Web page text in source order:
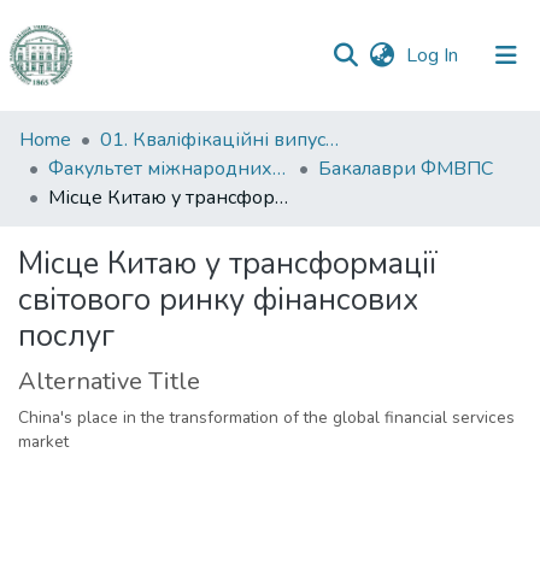
Log In (current)
Communities
&
Collections
Statistics
Home
01. Кваліфікаційні випускні роботи здобувачів вищої освіти
Факультет міжнародних відносин, політології та соціології
Бакалаври ФМВПС
Місце Китаю у трансформації світового ринку фінансових послуг
Місце Китаю у трансформації
світового ринку фінансових
послуг
Alternative Title
China's place in the transformation of the global financial services
market